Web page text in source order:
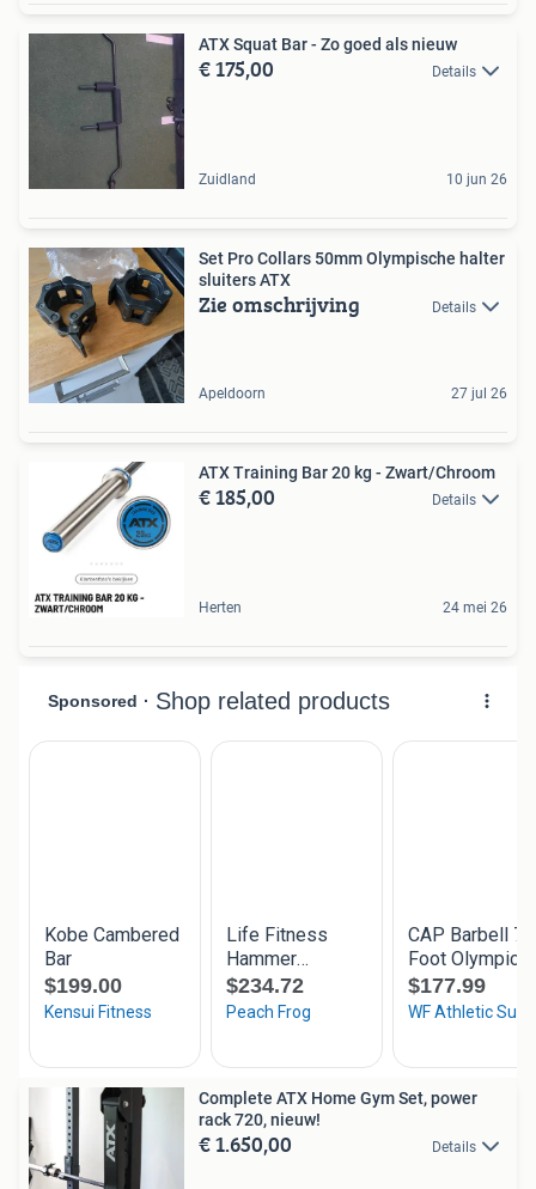
ATX Squat Bar - Zo goed als nieuw
€ 175,00 Details
Zuidland 10 jun 26
Set Pro Collars 50mm Olympische halter
sluiters ATX
Zie omschrijving Details
Apeldoorn 27 jul 26
ATX Training Bar 20 kg - Zwart/Chroom
€ 185,00 Details
Herten 24 mei 26
Complete ATX Home Gym Set, power
rack 720, nieuw!
€ 1.650,00 Details